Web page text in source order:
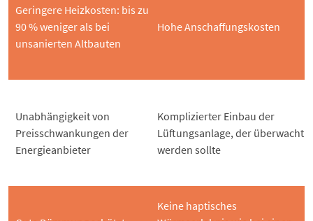
Geringere Heizkosten: bis zu
90 % weniger als bei
unsanierten Altbauten
Hohe Anschaffungskosten
Unabhängigkeit von
Preisschwankungen der
Energieanbieter
Komplizierter Einbau der
Lüftungsanlage, der überwacht
werden sollte
Keine haptisches